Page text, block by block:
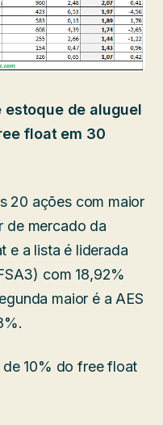
estoque de aluguel
float em 30
20 ações com maior
de mercado da
e a lista é liderada
com 18,92%
maior é a AES
10% do free float